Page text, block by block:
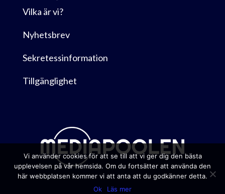
Vilka är vi?
Nyhetsbrev
Sekretessinformation
Tillgänglighet
Vi använder cookies för att se till att vi ger dig den bästa
upplevelsen på vår hemsida. Om du fortsätter att använda den
här webbplatsen kommer vi att anta att du godkänner detta.
Ok
Läs mer